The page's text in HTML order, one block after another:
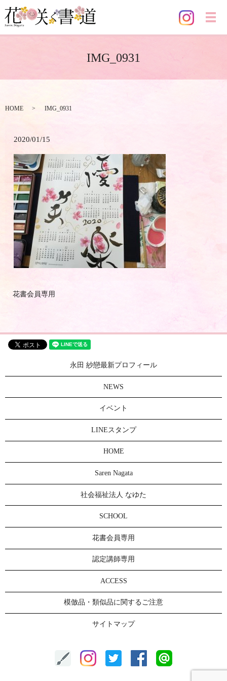
メ
IMG_0931
HOME IMG_0931
2020/01/15
花書会員専用
永田 紗戀最新プロフィール
NEWS
イベント
LINEスタンプ
HOME
Saren Nagata
社会福祉法人 なゆた
SCHOOL
花書会員専用
認定講師専用
ACCESS
模倣品・類似品に関するご注意
サイトマップ